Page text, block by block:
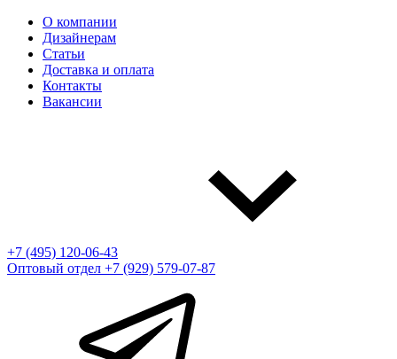
О компании
Дизайнерам
Статьи
Доставка и оплата
Контакты
Вакансии
+7 (495) 120-06-43
Оптовый отдел +7 (929) 579-07-87